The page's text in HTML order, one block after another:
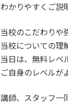
わかりやすくご説
当校のこだわりや
当校についての理
当日は、無料レベ
ご自身のレベルが
講師、スタッフ一